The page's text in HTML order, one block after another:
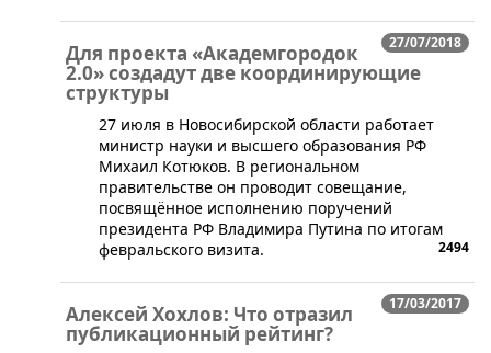
27/07/2018
Для проекта «Академгородок
2.0» создадут две координирующие
структуры
27 июля в Новосибирской области работает
министр науки и высшего образования РФ
Михаил Котюков. В региональном
правительстве он проводит совещание,
посвящённое исполнению поручений
президента РФ Владимира Путина по итогам
февральского визита.
2494
17/03/2017
Алексей Хохлов: Что отразил
публикационный рейтинг?